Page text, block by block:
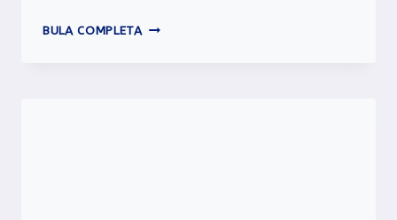
BULA COMPLETA CILOSTAZOL